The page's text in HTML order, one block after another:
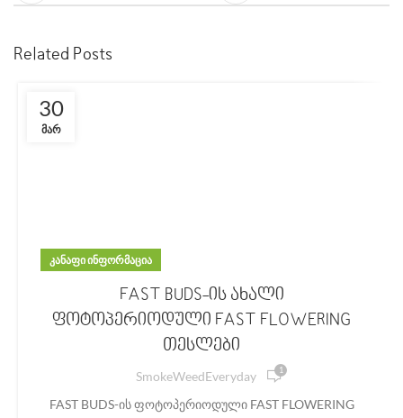
Related Posts
30
ᲛᲐᲠ
ᲙᲐᲜᲐᲤᲘ ᲘᲜᲤᲝᲠᲛᲐᲪᲘᲐ
FAST BUDS-ის ახალი
ფოტოპერიოდული FAST FLOWERING
თესლები
SmokeWeedEveryday 1
FAST BUDS-ის ფოტოპერიოდული FAST FLOWERING